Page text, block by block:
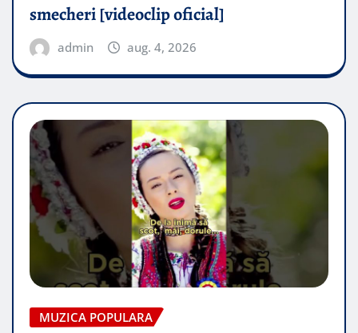
smecheri [videoclip oficial]
admin aug. 4, 2026
MUZICA POPULARA